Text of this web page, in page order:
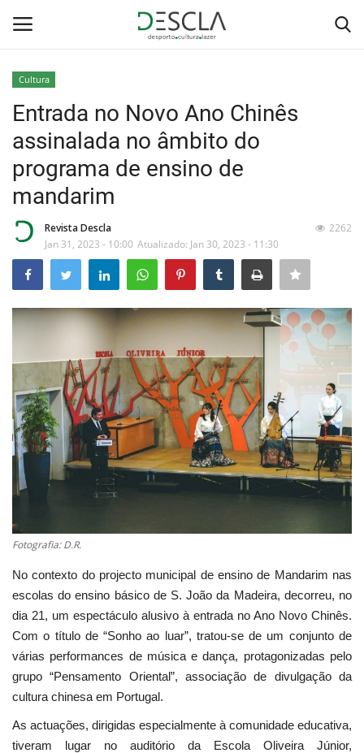
Home
...by Descla
Desporto
Contactos
Sobre Nós
Estatuto Editorial
Saúde
Ficha técnica
Ambiente
Cultura
Entrada no Novo Ano Chinês
assinalada no âmbito do
programa de ensino de
mandarim
Revista Descla
Jan 31, 2023 - 10:00 Atualizado: Jan 30, 2023 - 11:30
2262
Fotografia: D.R.
No contexto do projecto municipal de ensino de Mandarim nas
escolas do ensino básico de S. João da Madeira, decorreu, no
dia 21, um espectáculo alusivo à entrada no Ano Novo Chinês.
Com o título de “Sonho ao luar”, tratou-se de um conjunto de
várias performances de música e dança, protagonizadas pelo
grupo “Pensamento Oriental”, associação de divulgação da
cultura chinesa em Portugal.
As actuações, dirigidas especialmente à comunidade educativa,
tiveram lugar no auditório da Escola Oliveira Júnior,